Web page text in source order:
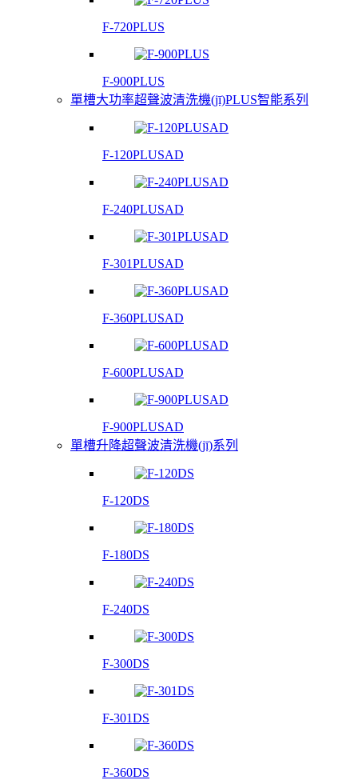
F-720PLUS
F-900PLUS
單槽大功率超聲波清洗機(jī)PLUS智能系列
F-120PLUSAD
F-240PLUSAD
F-301PLUSAD
F-360PLUSAD
F-600PLUSAD
F-900PLUSAD
單槽升降超聲波清洗機(jī)系列
F-120DS
F-180DS
F-240DS
F-300DS
F-301DS
F-360DS